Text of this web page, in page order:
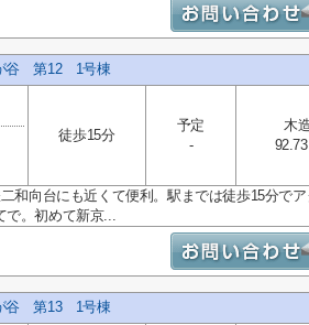
谷 第12 1号棟
徒歩15分
予定
-
木
向台にも近くて便利。駅までは徒歩15分でア
で。初めて新京...
谷 第13 1号棟